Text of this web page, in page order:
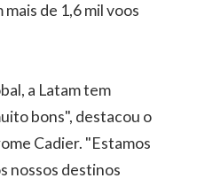
de 1,6 mil voos
a Latam tem
bons", destacou o
Cadier. "Estamos
nossos destinos